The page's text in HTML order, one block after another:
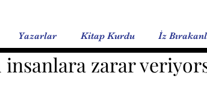
Yazarlar Kitap Kurdu İz
insanlara zarar